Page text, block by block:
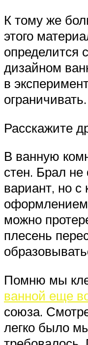
К тому же
этого
определится
дизайном
в
ограничивать.
Расскажите
В ванную
стен. Брал не
вариант, но с
можно
плесень
Помню мы
ванной еще
союза.
легко было